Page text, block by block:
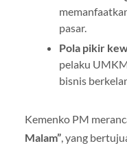
pasar.
Pola pikir
pelaku
bisnis
Kemenko PM
Malam”, yang